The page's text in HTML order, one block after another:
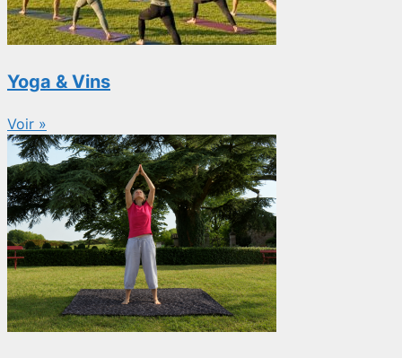
Yoga & Vins
Voir »